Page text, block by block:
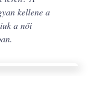
kellene a
a női